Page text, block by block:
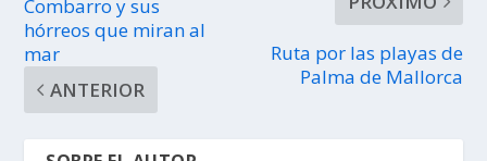
Combarro y sus
hórreos que miran al
mar
ANTERIOR
Ruta por las playas de
Palma de Mallorca